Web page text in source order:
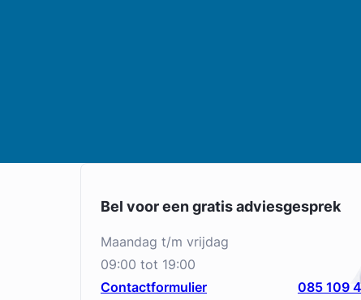
Bel voor een gratis adviesgesprek
maandag t/m vrijdag
09:00 tot 19:00
Contactformulier
085 109